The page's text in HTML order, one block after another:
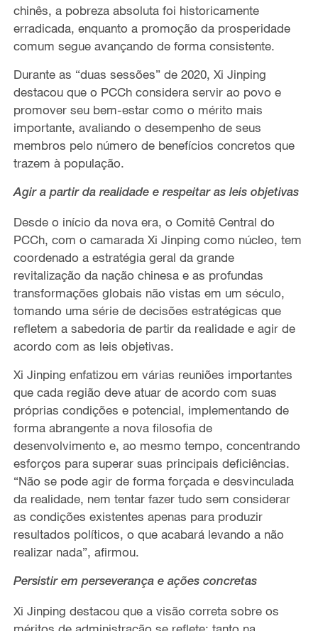
chinês, a pobreza absoluta foi historicamente
erradicada, enquanto a promoção da prosperidade
comum segue avançando de forma consistente.
Durante as “duas sessões” de 2020, Xi Jinping
destacou que o PCCh considera servir ao povo e
promover seu bem-estar como o mérito mais
importante, avaliando o desempenho de seus
membros pelo número de benefícios concretos que
trazem à população.
Agir a partir da realidade e respeitar as leis objetivas
Desde o início da nova era, o Comitê Central do
PCCh, com o camarada Xi Jinping como núcleo, tem
coordenado a estratégia geral da grande
revitalização da nação chinesa e as profundas
transformações globais não vistas em um século,
tomando uma série de decisões estratégicas que
refletem a sabedoria de partir da realidade e agir de
acordo com as leis objetivas.
Xi Jinping enfatizou em várias reuniões importantes
que cada região deve atuar de acordo com suas
próprias condições e potencial, implementando de
forma abrangente a nova filosofia de
desenvolvimento e, ao mesmo tempo, concentrando
esforços para superar suas principais deficiências.
“Não se pode agir de forma forçada e desvinculada
da realidade, nem tentar fazer tudo sem considerar
as condições existentes apenas para produzir
resultados políticos, o que acabará levando a não
realizar nada”, afirmou.
Persistir em perseverança e ações concretas
Xi Jinping destacou que a visão correta sobre os